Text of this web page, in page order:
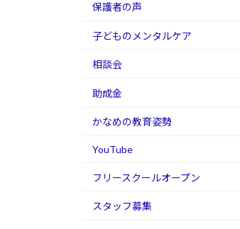
保護者の声
子どものメンタルケア
相談会
助成金
かなめの教育姿勢
YouTube
フリースクールオープン
スタッフ募集